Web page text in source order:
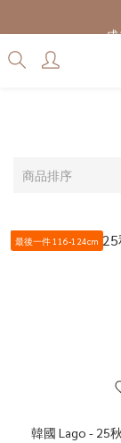
成
7/
商品排序
最後一件 116-124cm
韓國 Lago - 25